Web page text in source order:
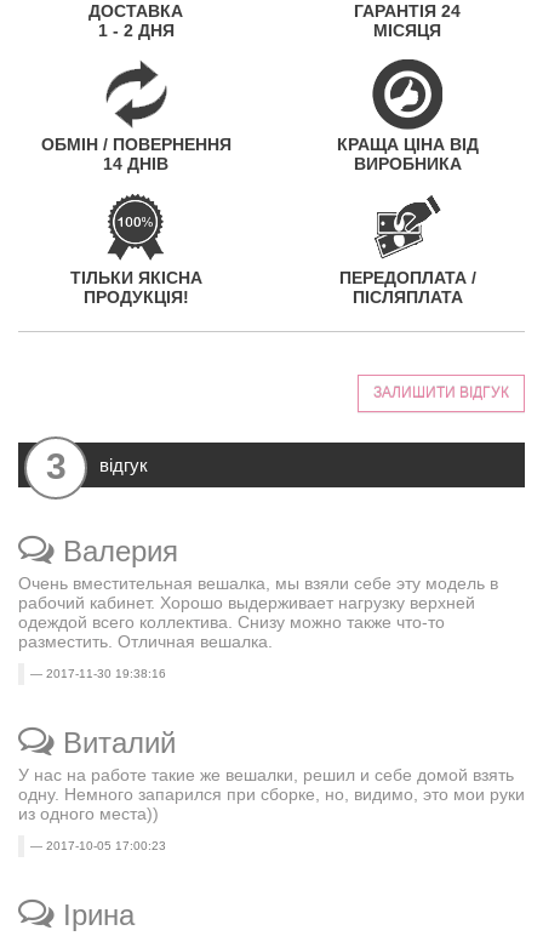
ДОСТАВКА
1 - 2 ДНЯ
ГАРАНТІЯ 24
МІСЯЦЯ
ОБМІН / ПОВЕРНЕННЯ
14 ДНІВ
КРАЩА ЦІНА ВІД
ВИРОБНИКА
ТІЛЬКИ ЯКІСНА
ПРОДУКЦІЯ!
ПЕРЕДОПЛАТА /
ПІСЛЯПЛАТА
ЗАЛИШИТИ ВІДГУК
3 відгук
Валерия
Очень вместительная вешалка, мы взяли себе эту модель в
рабочий кабинет. Хорошо выдерживает нагрузку верхней
одеждой всего коллектива. Снизу можно также что-то
разместить. Отличная вешалка.
2017-11-30 19:38:16
Виталий
У нас на работе такие же вешалки, решил и себе домой взять
одну. Немного запарился при сборке, но, видимо, это мои руки
из одного места))
2017-10-05 17:00:23
Ірина